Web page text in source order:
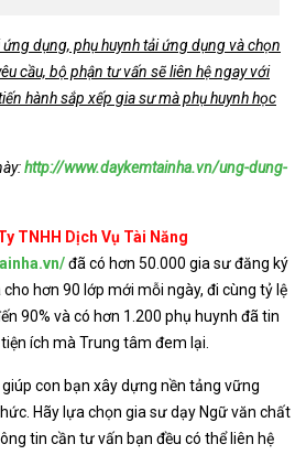
dụng, phụ huynh tải ứng dụng và chọn
cầu, bộ phận tư vấn sẽ liên hệ ngay với
hành sắp xếp gia sư mà phụ huynh học
http://www.daykemtainha.vn/ung-dung-
TNHH Dịch Vụ Tài Năng
đã có hơn 50.000 gia sư đăng ký
hơn 90 lớp mới mỗi ngày, đi cùng tỷ lệ
90% và có hơn 1.200 phụ huynh đã tin
ích mà Trung tâm đem lại.
con bạn xây dựng nền tảng vững
Hãy lựa chọn gia sư dạy Ngữ văn chất
tin cần tư vấn bạn đều có thể liên hệ